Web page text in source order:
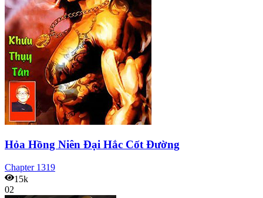
Hỏa Hồng Niên Đại Hắc Cốt Đường
Chapter 1319
15k
02